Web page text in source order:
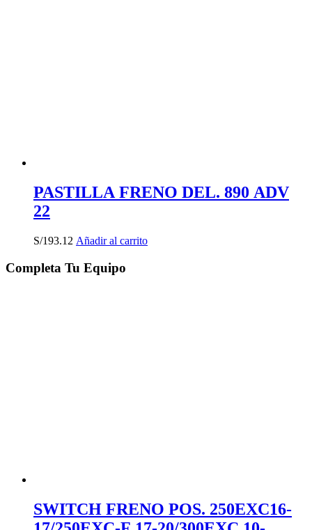
PASTILLA FRENO DEL. 890 ADV
22
S/193.12 Añadir al carrito
Completa Tu Equipo
SWITCH FRENO POS. 250EXC16-